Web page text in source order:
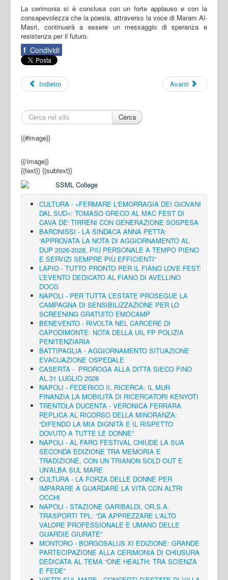
La cerimonia si è conclusa con un forte applauso e con la
consapevolezza che la poesia, attraverso la voce di Maram Al-
Masri, continuerà a essere un messaggio di speranza e
resistenza per il futuro.
f Condividi
Indietro Avanti
Cerca
{{#image}}
{{/image}}
{{text}} {{subtext}}
CULTURA - «FERMARE L'EMORRAGIA DEI GIOVANI
DAL SUD»: TOMASO GRECO AL MAC FEST DI
CAVA DE' TIRRENI CON GENERAZIONE SOSPESA
BARONISSI - LA SINDACA ANNA PETTA:
“APPROVATA LA NOTA DI AGGIORNAMENTO AL
DUP 2026-2028, PIÙ PERSONALE A TEMPO PIENO
E SERVIZI SEMPRE PIÙ EFFICIENTI”
LAPIO - TUTTO PRONTO PER IL FIANO LOVE FEST:
L’EVENTO DEDICATO AL FIANO DI AVELLINO
DOCG
NAPOLI - PER TUTTA L’ESTATE PROSEGUE LA
CAMPAGNA DI SENSIBILIZZAZIONE PER LO
SCREENING GRATUITO EMOCAMP
BENEVENTO - RIVOLTA NEL CARCERE DI
CAPODIMONTE: NOTA DELLA UIL FP POLIZIA
PENITENZIARIA
BATTIPAGLIA - AGGIORNAMENTO SITUAZIONE
EVACUAZIONE OSPEDALE
CASERTA - PROROGA ALLA DITTA SIECO FINO
AL 31 LUGLIO 2028
NAPOLI - FEDERICO II, RICERCA: IL MUR
FINANZIA LA MOBILITÀ DI RICERCATORI KENYOTI
TRENTOLA DUCENTA - VERONICA FERRARA
REPLICA AL RICORSO DELLA MINORANZA:
“DIFENDO LA MIA DIGNITÀ E IL RISPETTO
DOVUTO A TUTTE LE DONNE”
NAPOLI - AL FARO FESTIVAL CHIUDE LA SUA
SECONDA EDIZIONE TRA MEMORIA E
TRADIZIONE, CON UN TRIANON SOLD OUT E
UN’ALBA SUL MARE
CULTURA - LA FORZA DELLE DONNE PER
IMPARARE A GUARDARE LA VITA CON ALTRI
OCCHI
NAPOLI - STAZIONE GARIBALDI, OR.S.A.
TRASPORTI TPL: “DA APPREZZARE L'ALTO
VALORE PROFESSIONALE E UMANO DELLE
GUARDIE GIURATE”
MONTORO - BORGOSALUS XI EDIZIONE: GRANDE
PARTECIPAZIONE ALLA CERIMONIA DI CHIUSURA
DEDICATA AL TEMA “ONE HEALTH: TRA SCIENZA
E FEDE”